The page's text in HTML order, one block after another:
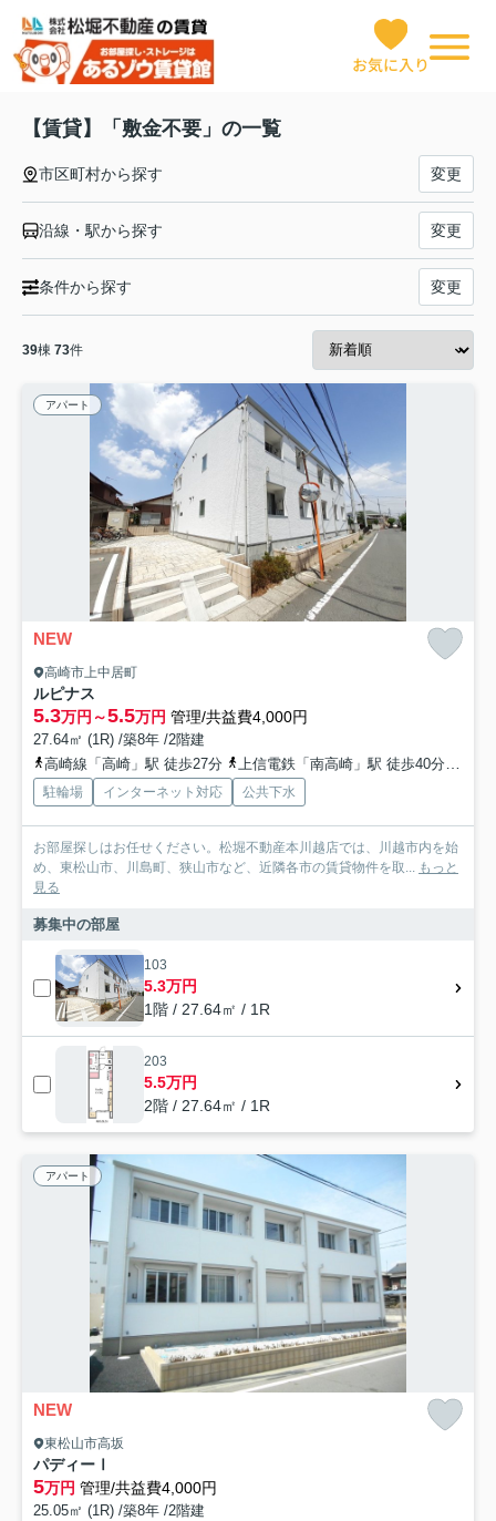
お気に入り
【賃貸】「敷金不要」の一覧
市区町村から探す 変更
沿線・駅から探す 変更
条件から探す 変更
39棟 73件
アパート
NEW
高崎市上中居町
ルピナス
5.3万円～5.5万円 管理/共益費4,000円
27.64㎡ (1R) /築8年 /2階建
高崎線「高崎」駅 徒歩27分
上信電鉄「南高崎」駅 徒歩40分
駐輪場 インターネット対応 公共下水
お部屋探しはお任せください。松堀不動産本川越店では、川越市内を始
め、東松山市、川島町、狭山市など、近隣各市の賃貸物件を取... もっと
見る
募集中の部屋
103
5.3万円
1階 / 27.64㎡ / 1R
203
5.5万円
2階 / 27.64㎡ / 1R
アパート
NEW
東松山市高坂
パディーⅠ
5万円 管理/共益費4,000円
25.05㎡ (1R) /築8年 /2階建